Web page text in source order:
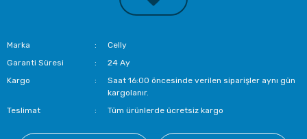
Marka
Celly
Garanti Süresi
24 Ay
Kargo
Saat 16:00 öncesinde verilen siparişler aynı gün
kargolanır.
Teslimat
Tüm ürünlerde ücretsiz kargo